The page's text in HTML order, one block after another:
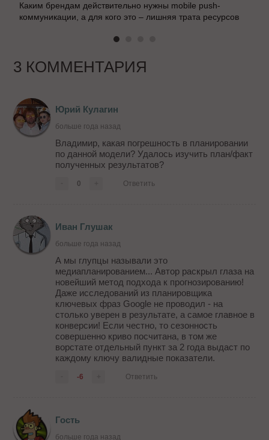
Каким брендам действительно нужны mobile push-
коммуникации, а для кого это – лишняя трата ресурсов
3 КОММЕНТАРИЯ
Юрий Кулагин
больше года назад
Владимир, какая погрешность в планировании
по данной модели? Удалось изучить план/факт
полученных результатов?
0 Ответить
Иван Глушак
больше года назад
А мы глупцы называли это
медиапланированием... Автор раскрыл глаза на
новейший метод подхода к прогнозированию!
Даже исследований из планировщика
ключевых фраз Google не проводил - на
столько уверен в результате, а самое главное в
конверсии! Если честно, то сезонность
совершенно криво посчитана, в том же
ворстате отдельный пункт за 2 года выдаст по
каждому ключу валидные показатели.
-6 Ответить
Гость
больше года назад